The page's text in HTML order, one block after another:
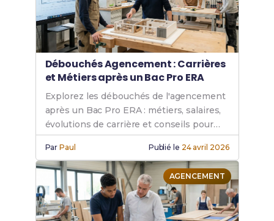
Débouchés Agencement : Carrières
et Métiers après un Bac Pro ERA
Explorez les débouchés de l'agencement
après un Bac Pro ERA : métiers, salaires,
évolutions de carrière et conseils pour
réussir.
ParPaul Publié le 24 avril 2026
AGENCEMENT